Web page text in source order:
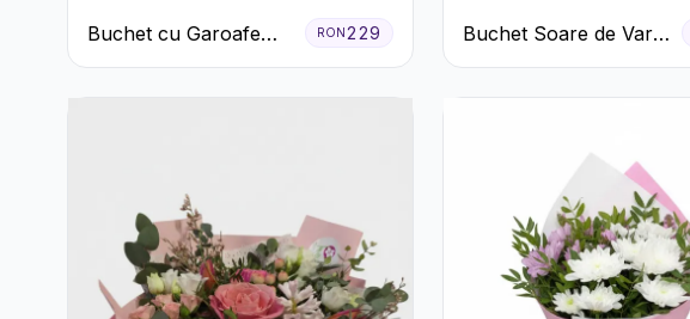
Buchet cu Garoafe
Albe
RON229
Buchet Soare de Vară
cu Trandafiri Galbeni